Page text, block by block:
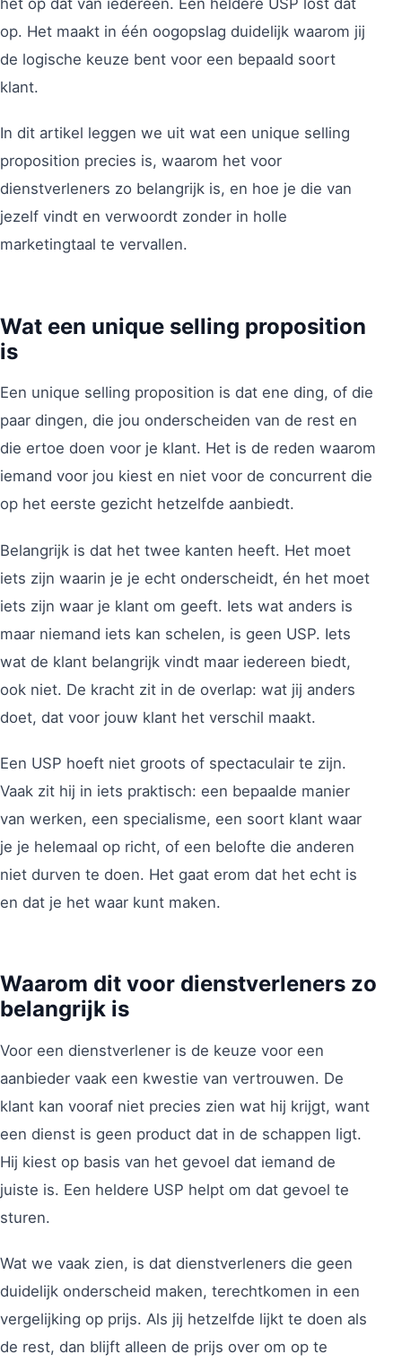
het op dat van iedereen. Een heldere USP lost dat
op. Het maakt in één oogopslag duidelijk waarom jij
de logische keuze bent voor een bepaald soort
klant.
In dit artikel leggen we uit wat een unique selling
proposition precies is, waarom het voor
dienstverleners zo belangrijk is, en hoe je die van
jezelf vindt en verwoordt zonder in holle
marketingtaal te vervallen.
Wat een unique selling proposition
is
Een unique selling proposition is dat ene ding, of die
paar dingen, die jou onderscheiden van de rest en
die ertoe doen voor je klant. Het is de reden waarom
iemand voor jou kiest en niet voor de concurrent die
op het eerste gezicht hetzelfde aanbiedt.
Belangrijk is dat het twee kanten heeft. Het moet
iets zijn waarin je je echt onderscheidt, én het moet
iets zijn waar je klant om geeft. Iets wat anders is
maar niemand iets kan schelen, is geen USP. Iets
wat de klant belangrijk vindt maar iedereen biedt,
ook niet. De kracht zit in de overlap: wat jij anders
doet, dat voor jouw klant het verschil maakt.
Een USP hoeft niet groots of spectaculair te zijn.
Vaak zit hij in iets praktisch: een bepaalde manier
van werken, een specialisme, een soort klant waar
je je helemaal op richt, of een belofte die anderen
niet durven te doen. Het gaat erom dat het echt is
en dat je het waar kunt maken.
Waarom dit voor dienstverleners zo
belangrijk is
Voor een dienstverlener is de keuze voor een
aanbieder vaak een kwestie van vertrouwen. De
klant kan vooraf niet precies zien wat hij krijgt, want
een dienst is geen product dat in de schappen ligt.
Hij kiest op basis van het gevoel dat iemand de
juiste is. Een heldere USP helpt om dat gevoel te
sturen.
Wat we vaak zien, is dat dienstverleners die geen
duidelijk onderscheid maken, terechtkomen in een
vergelijking op prijs. Als jij hetzelfde lijkt te doen als
de rest, dan blijft alleen de prijs over om op te